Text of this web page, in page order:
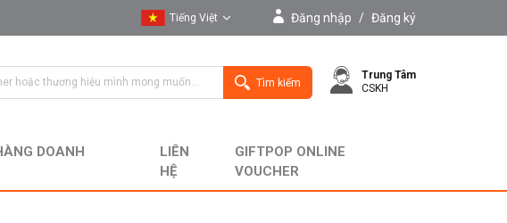
Tiếng Việt
English
Đăng nhập / Đăng ký
Tìm kiếm
Trung Tâm
CSKH
DOANH
LIÊN
HỆ
GIFTPOP ONLINE
VOUCHER